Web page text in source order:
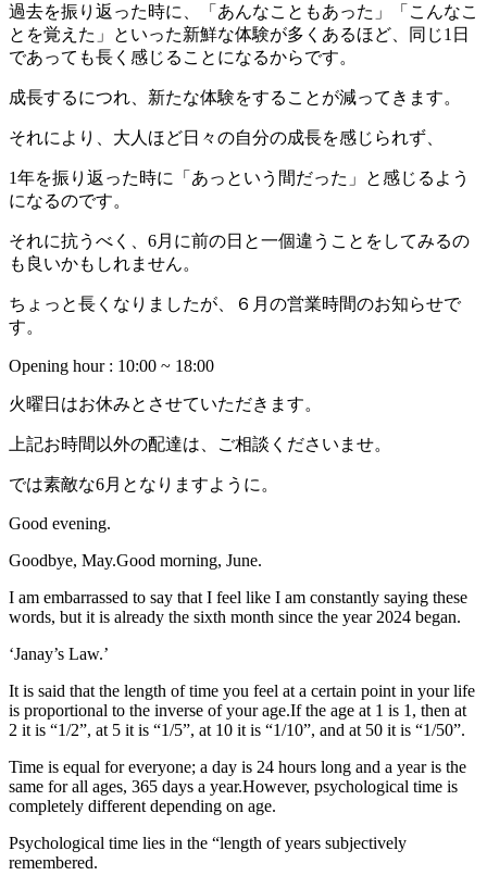
過去を振り返った時に、「あんなこともあった」「こんなこ
とを覚えた」といった新鮮な体験が多くあるほど、同じ1日
であっても長く感じることになるからです。
成長するにつれ、新たな体験をすることが減ってきます。
それにより、大人ほど日々の自分の成長を感じられず、
1年を振り返った時に「あっという間だった」と感じるよう
になるのです。
それに抗うべく、6月に前の日と一個違うことをしてみるの
も良いかもしれません。
ちょっと長くなりましたが、６月の営業時間のお知らせで
す。
Opening hour : 10:00 ~ 18:00
火曜日はお休みとさせていただきます。
上記お時間以外の配達は、ご相談くださいませ。
では素敵な6月となりますように。
Good evening.
Goodbye, May.Good morning, June.
I am embarrassed to say that I feel like I am constantly saying these
words, but it is already the sixth month since the year 2024 began.
‘Janay’s Law.’
It is said that the length of time you feel at a certain point in your life
is proportional to the inverse of your age.If the age at 1 is 1, then at
2 it is “1/2”, at 5 it is “1/5”, at 10 it is “1/10”, and at 50 it is “1/50”.
Time is equal for everyone; a day is 24 hours long and a year is the
same for all ages, 365 days a year.However, psychological time is
completely different depending on age.
Psychological time lies in the “length of years subjectively
remembered.